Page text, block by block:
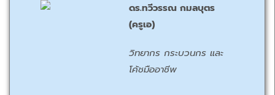
ดร.ทวีวรรณ กมลบุตร
(ครูเอ)
วิทยากร กระบวนกร และ
โค้ชมืออาชีพ